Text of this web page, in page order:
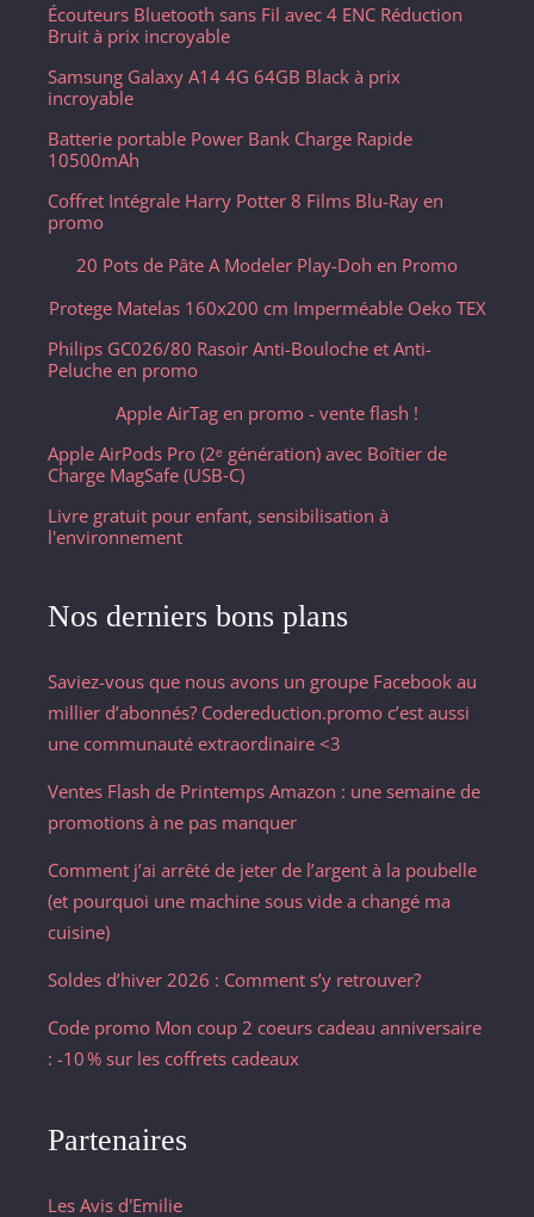
Écouteurs Bluetooth sans Fil avec 4 ENC Réduction
Bruit à prix incroyable
Samsung Galaxy A14 4G 64GB Black à prix
incroyable
Batterie portable Power Bank Charge Rapide
10500mAh
Coffret Intégrale Harry Potter 8 Films Blu-Ray en
promo
20 Pots de Pâte A Modeler Play-Doh en Promo
Protege Matelas 160x200 cm Imperméable Oeko TEX
Philips GC026/80 Rasoir Anti-Bouloche et Anti-
Peluche en promo
Apple AirTag en promo - vente flash !
Apple AirPods Pro (2ᵉ génération) avec Boîtier de
Charge MagSafe (USB‑C) ​​​​​​​
Livre gratuit pour enfant, sensibilisation à
l'environnement
Nos derniers bons plans
Saviez-vous que nous avons un groupe Facebook au
millier d’abonnés? Codereduction.promo c’est aussi
une communauté extraordinaire <3
Ventes Flash de Printemps Amazon : une semaine de
promotions à ne pas manquer
Comment j’ai arrêté de jeter de l’argent à la poubelle
(et pourquoi une machine sous vide a changé ma
cuisine)
Soldes d’hiver 2026 : Comment s’y retrouver?
Code promo Mon coup 2 coeurs cadeau anniversaire
: -10 % sur les coffrets cadeaux
Partenaires
Les Avis d'Emilie